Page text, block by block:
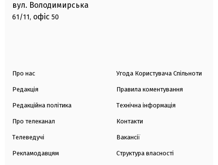
вул. Володимирська
61/11, офіс 50
Про нас
Редакція
Редакційна політика
Про телеканал
Телеведучі
Рекламодавцям
Угода Користувача Спільноти
Правила коментування
Технічна інформація
Контакти
Вакансії
Структура власності